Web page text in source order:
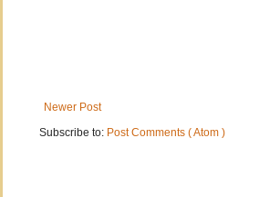
Newer Post
Subscribe to: Post Comments ( Atom )